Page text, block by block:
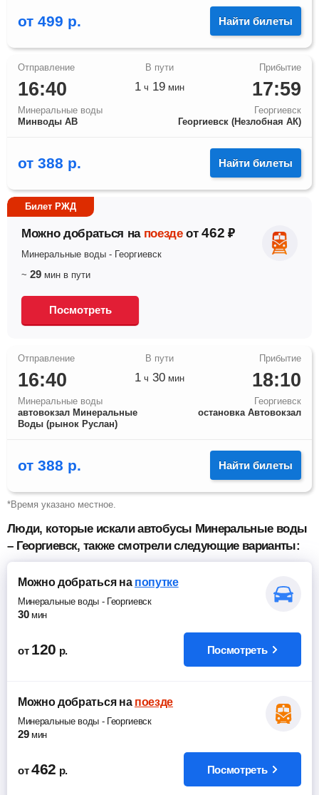
от 499 р. Найти билеты
16:40
Минеральные воды
Минводы АВ
17:59
Георгиевск
Георгиевск (Незлобная АК)
1 ч 19 мин
от 388 р. Найти билеты
Билет РЖД
Можно добраться на поезде от 462 ₽
Минеральные воды - Георгиевск
~ 29 мин в пути
Посмотреть
16:40
Минеральные воды
автовокзал Минеральные
Воды (рынок Руслан)
18:10
Георгиевск
остановка Автовокзал
1 ч 30 мин
от 388 р. Найти билеты
*Время указано местное.
Люди, которые искали автобусы Минеральные воды
– Георгиевск, также смотрели следующие варианты:
Можно добратьсяна попутке
Минеральные воды- Георгиевск
30 мин
от 120 р. Посмотреть
Можно добратьсяна поезде
Минеральные воды- Георгиевск
29 мин
от 462 р. Посмотреть